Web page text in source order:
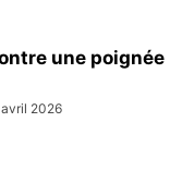
une poignée
avril 2026